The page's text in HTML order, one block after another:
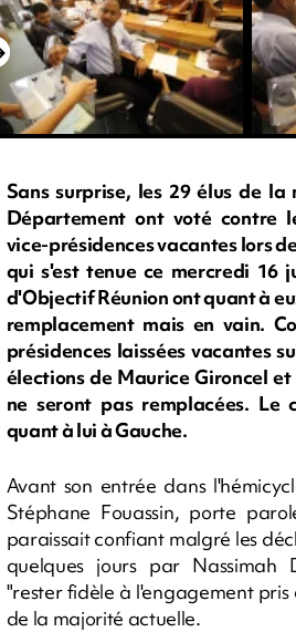
Sans surprise, les 29 élus de
Département ont voté contre
vice-présidences vacantes lors
qui s'est tenue ce mercredi 16
d'Objectif Réunion ont quant à
remplacement mais en vain.
présidences laissées vacantes
élections de Maurice Gironcel
ne seront pas remplacées. Le
quant à lui à Gauche.
Avant son entrée dans
Stéphane Fouassin, porte
paraissait confiant malgré les
quelques jours par
"rester fidèle à l'engagement pris
de la majorité actuelle.